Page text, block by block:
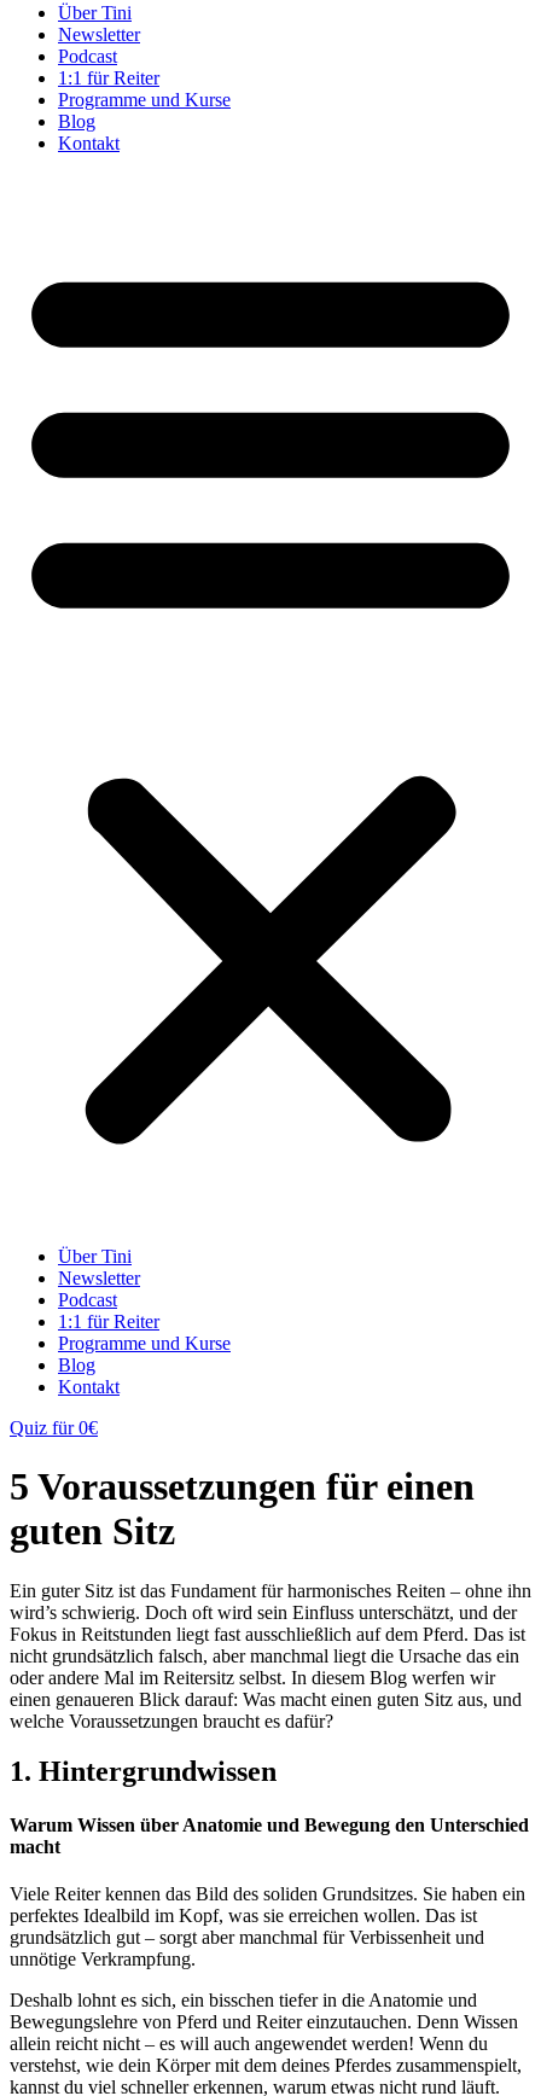
Über Tini
Newsletter
Podcast
1:1 für Reiter
Programme und Kurse
Blog
Kontakt
Über Tini
Newsletter
Podcast
1:1 für Reiter
Programme und Kurse
Blog
Kontakt
Quiz für 0€
5 Voraussetzungen für einen
guten Sitz
Ein guter Sitz ist das Fundament für harmonisches Reiten – ohne ihn
wird’s schwierig. Doch oft wird sein Einfluss unterschätzt, und der
Fokus in Reitstunden liegt fast ausschließlich auf dem Pferd. Das ist
nicht grundsätzlich falsch, aber manchmal liegt die Ursache das ein
oder andere Mal im Reitersitz selbst. In diesem Blog werfen wir
einen genaueren Blick darauf: Was macht einen guten Sitz aus, und
welche Voraussetzungen braucht es dafür?
1. Hintergrundwissen
Warum Wissen über Anatomie und Bewegung den Unterschied
macht
Viele Reiter kennen das Bild des soliden Grundsitzes. Sie haben ein
perfektes Idealbild im Kopf, was sie erreichen wollen. Das ist
grundsätzlich gut – sorgt aber manchmal für Verbissenheit und
unnötige Verkrampfung.
Deshalb lohnt es sich, ein bisschen tiefer in die Anatomie und
Bewegungslehre von Pferd und Reiter einzutauchen. Denn Wissen
allein reicht nicht – es will auch angewendet werden! Wenn du
verstehst, wie dein Körper mit dem deines Pferdes zusammenspielt,
kannst du viel schneller erkennen, warum etwas nicht rund läuft.